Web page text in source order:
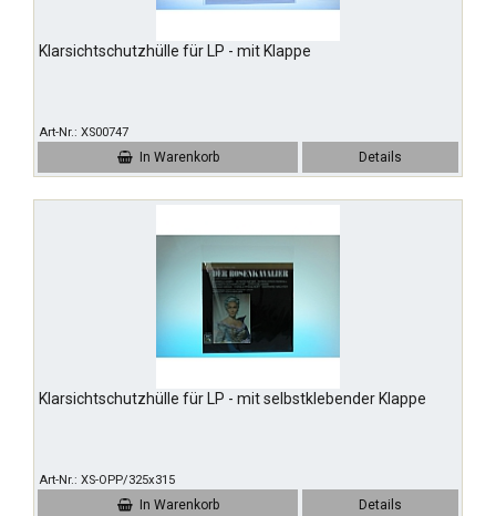
Klarsichtschutzhülle für LP - mit Klappe
Art-Nr. XS00747
In Warenkorb Details
Klarsichtschutzhülle für LP - mit selbstklebender Klappe
Art-Nr. XS-OPP/325x315
In Warenkorb Details